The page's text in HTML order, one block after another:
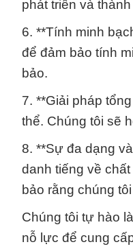
phát triển và
6. **Tính minh
để đảm bảo tính
bảo.
7. **Giải pháp
thể. Chúng tôi sẽ
8. **Sự đa dạng
danh tiếng về
bảo rằng chúng
Chúng tôi tự hào
nỗ lực để cung